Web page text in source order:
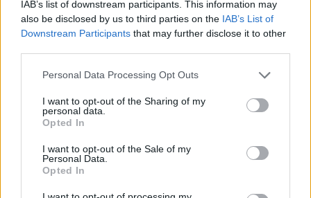
IAB’s list of downstream participants. This information may
also be disclosed by us to third parties on the IAB’s List of
Downstream Participants that may further disclose it to other
Personal Data Processing Opt Outs
I want to opt-out of the Sharing of my
personal data.
Opted In
I want to opt-out of the Sale of my
Personal Data.
Opted In
Eurobank: Απέκτησε ίδιες μετοχές αξίας 4,9 εκατ.
ευρώ, από 3 έως 7 Αυγούστου 2026
Χρηματιστήριο: Στις 2.601,31 μονάδες ο Γενικός
10/08/2026 - 11:10
1,1569 δολάρια
10/08/2026 - 11:02